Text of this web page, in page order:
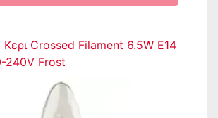
Crossed Filament 6.5W E14
240V Frost